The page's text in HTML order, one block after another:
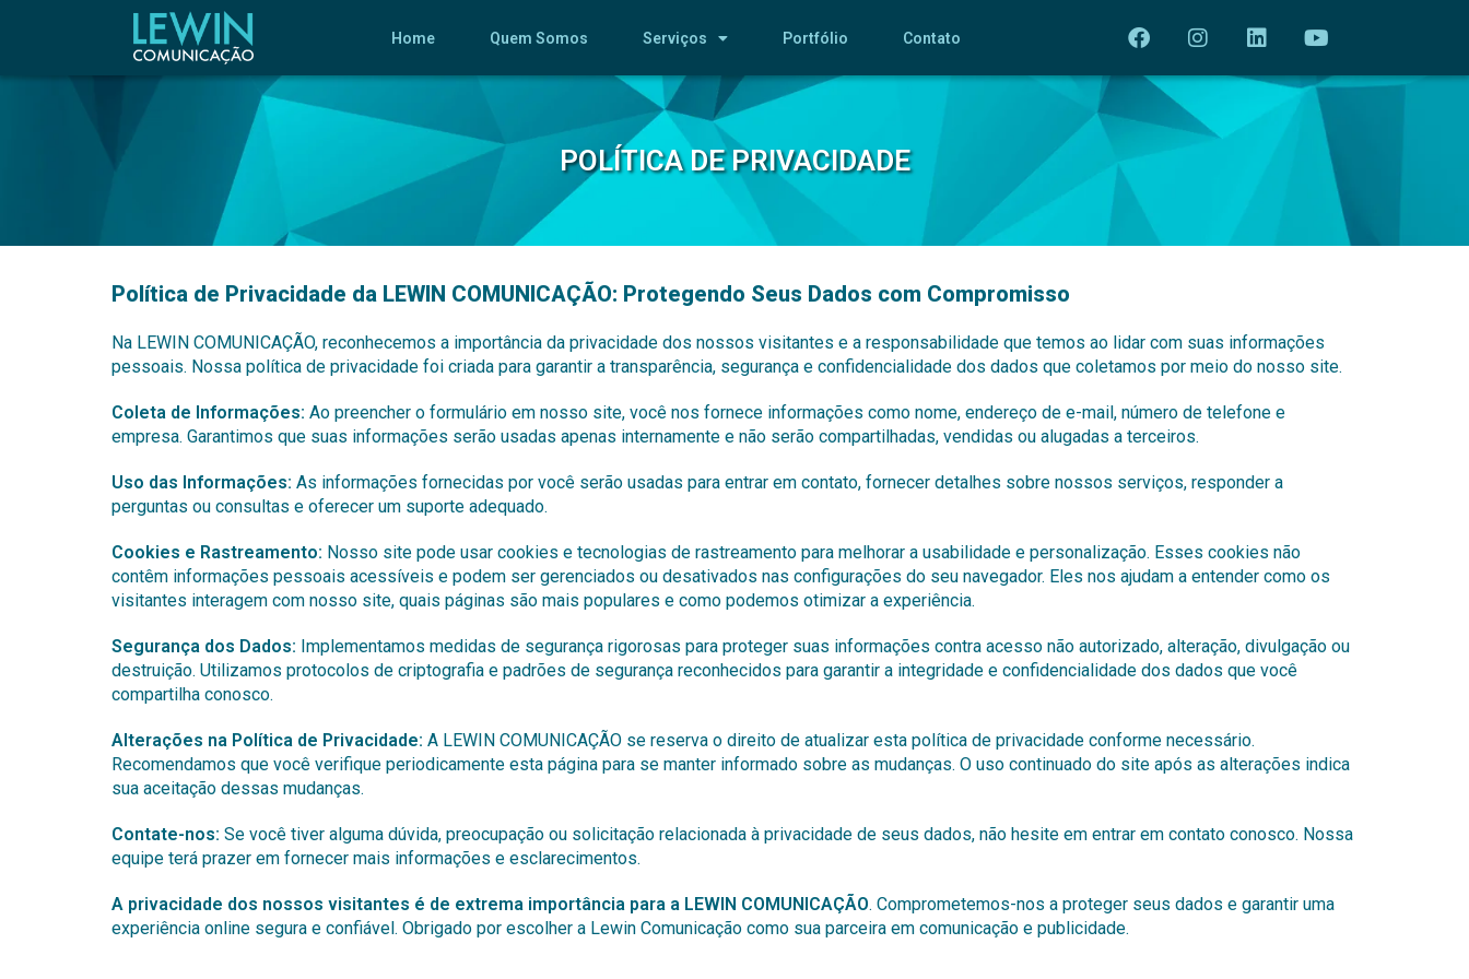
Home Quem Somos Serviços Portfólio Contato
POLÍTICA DE PRIVACIDADE
Política de Privacidade da LEWIN COMUNICAÇÃO: Protegendo Seus Dados com Compromisso
Na LEWIN COMUNICAÇÃO, reconhecemos a importância da privacidade dos nossos visitantes e a responsabilidade que temos ao lidar com suas informações
pessoais. Nossa política de privacidade foi criada para garantir a transparência, segurança e confidencialidade dos dados que coletamos por meio do nosso site.
Coleta de Informações: Ao preencher o formulário em nosso site, você nos fornece informações como nome, endereço de e-mail, número de telefone e
empresa. Garantimos que suas informações serão usadas apenas internamente e não serão compartilhadas, vendidas ou alugadas a terceiros.
Uso das Informações: As informações fornecidas por você serão usadas para entrar em contato, fornecer detalhes sobre nossos serviços, responder a
perguntas ou consultas e oferecer um suporte adequado.
Cookies e Rastreamento: Nosso site pode usar cookies e tecnologias de rastreamento para melhorar a usabilidade e personalização. Esses cookies não
contêm informações pessoais acessíveis e podem ser gerenciados ou desativados nas configurações do seu navegador. Eles nos ajudam a entender como os
visitantes interagem com nosso site, quais páginas são mais populares e como podemos otimizar a experiência.
Segurança dos Dados: Implementamos medidas de segurança rigorosas para proteger suas informações contra acesso não autorizado, alteração, divulgação ou
destruição. Utilizamos protocolos de criptografia e padrões de segurança reconhecidos para garantir a integridade e confidencialidade dos dados que você
compartilha conosco.
Alterações na Política de Privacidade: A LEWIN COMUNICAÇÃO se reserva o direito de atualizar esta política de privacidade conforme necessário.
Recomendamos que você verifique periodicamente esta página para se manter informado sobre as mudanças. O uso continuado do site após as alterações indica
sua aceitação dessas mudanças.
Contate-nos: Se você tiver alguma dúvida, preocupação ou solicitação relacionada à privacidade de seus dados, não hesite em entrar em contato conosco. Nossa
equipe terá prazer em fornecer mais informações e esclarecimentos.
A privacidade dos nossos visitantes é de extrema importância para a LEWIN COMUNICAÇÃO. Comprometemos-nos a proteger seus dados e garantir uma
experiência online segura e confiável. Obrigado por escolher a Lewin Comunicação como sua parceira em comunicação e publicidade.